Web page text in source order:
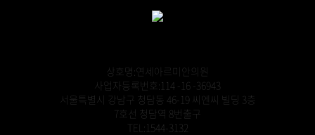
상호명:연세아르미안의원
사업자등록번호:114 -16 -36943
서울특별시 강남구 청담동 46-19 씨엔씨 빌딩 3층
7호선 청담역 8번출구
TEL:1544-3132